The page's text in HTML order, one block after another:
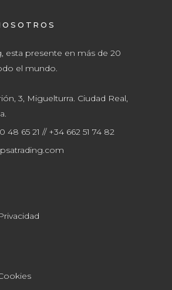
esta presente en más de 20
el mundo.
3, Miguelturra. Ciudad Real,
48 65 21 // +34 662 51 74 82